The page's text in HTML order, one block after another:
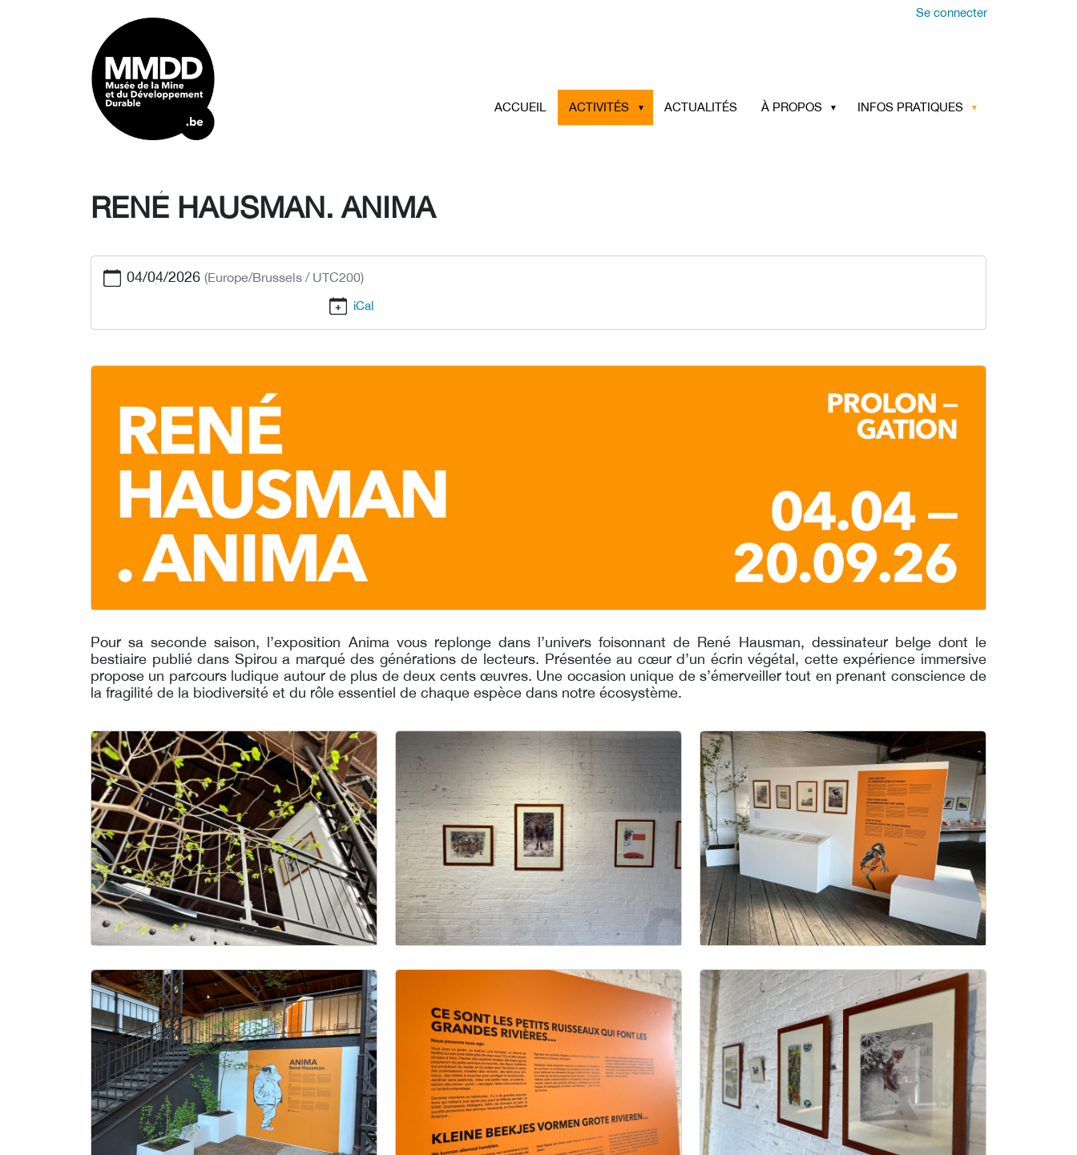
Se connecter
ACCUEIL ACTIVITÉS ACTUALITÉS À PROPOS INFOS PRATIQUES
RENÉ HAUSMAN. ANIMA
04/04/2026 (Europe/Brussels / UTC200)
iCal
Pour sa seconde saison, l’exposition Anima vous replonge dans l’univers foisonnant de René Hausman, dessinateur belge dont le
bestiaire publié dans Spirou a marqué des générations de lecteurs. Présentée au cœur d’un écrin végétal, cette expérience immersive
propose un parcours ludique autour de plus de deux cents œuvres. Une occasion unique de s’émerveiller tout en prenant conscience de
la fragilité de la biodiversité et du rôle essentiel de chaque espèce dans notre écosystème.